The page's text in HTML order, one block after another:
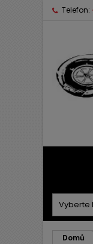
Telefon:
Domů